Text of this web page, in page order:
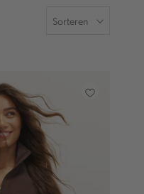
Sorteren